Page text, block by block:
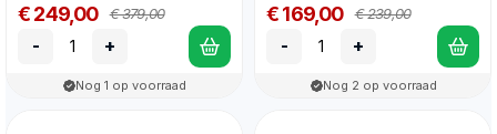
€ 249,00 € 379,00
- +
Nog 1 op voorraad
€ 169,00 € 239,00
- +
Nog 2 op voorraad